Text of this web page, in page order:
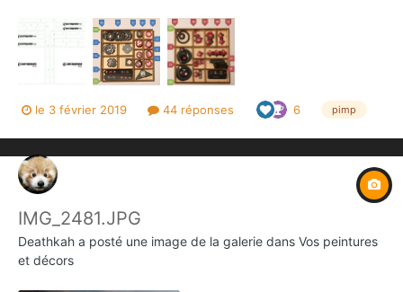
bords... Matériaux utilisés : plaque de bois ou de PMMA de 3mm
d'épaisseur Plans de montage :...
le 3 février 2019 44 réponses 6 pimp
IMG_2481.JPG
Deathkah a posté une image de la galerie dans Vos peintures
et décors